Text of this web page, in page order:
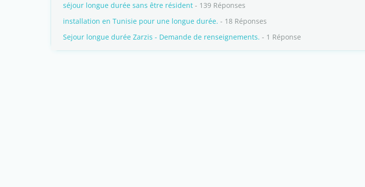
séjour longue durée sans être résident - 139 Réponses
installation en Tunisie pour une longue durée. - 18 Réponses
Sejour longue durée Zarzis - Demande de renseignements. - 1 Réponse